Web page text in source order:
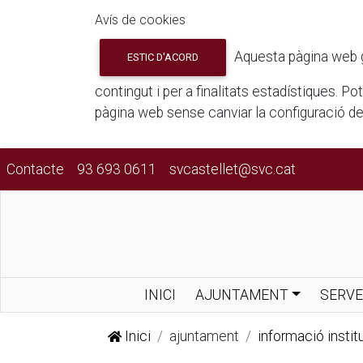
Avís de cookies
ESTIC D'ACORD Aquesta pàgina
contingut i per a finalitats estadístiques.
pàgina web sense canviar la configuració
Contacte 93 693 0611 svcastellet@svc.cat
INICI AJUNTAMENT
Inici ajuntament informació